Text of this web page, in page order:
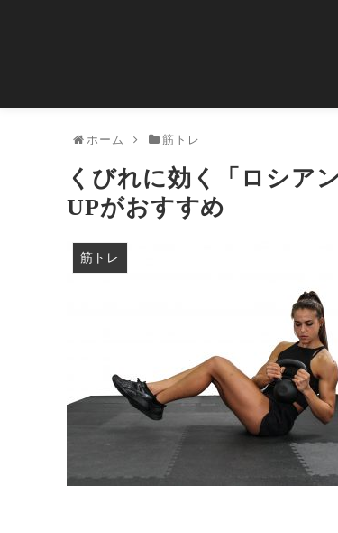
ホーム 筋トレ
くびれに効く「ロシア
UPがおすすめ
筋トレ